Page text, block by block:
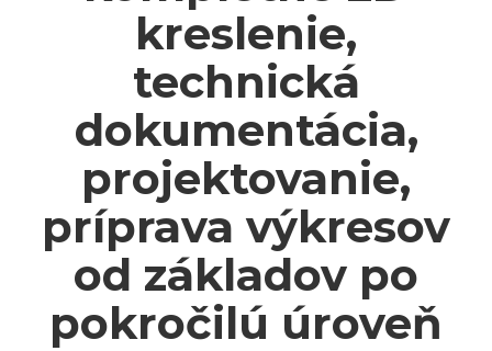
kreslenie,
technická
dokumentácia,
projektovanie,
príprava výkresov
od základov po
pokročilú úroveň